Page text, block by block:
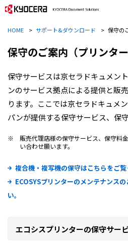
HOME > サポート&ダウンロード > 保守の
保守のご案内（プリンター
保守サービスは京セラドキュメン
ンのサービス拠点による提供と販
ります。ここでは京セラドキュメ
パンが提供する保守サービス、保
※
販売代理店様の保守サービス、保守料
い合わせ願います。
複合機・複写機の保守はこちらをご覧
ECOSYSプリンターのメンテナンス
い。
エコシスプリンターの保守サー